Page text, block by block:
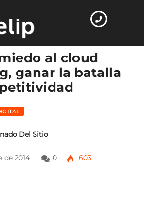
digital Perder el miedo…
al cloud
ganar la batalla
Del Sitio
de 2014 0 603